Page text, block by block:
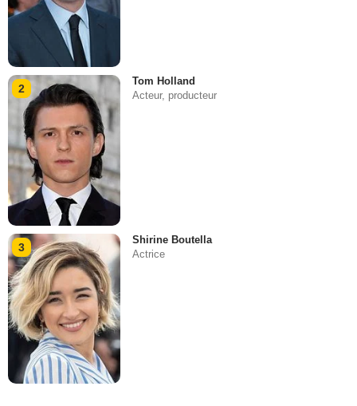
2
Tom Holland
Acteur, producteur
3
Shirine Boutella
Actrice